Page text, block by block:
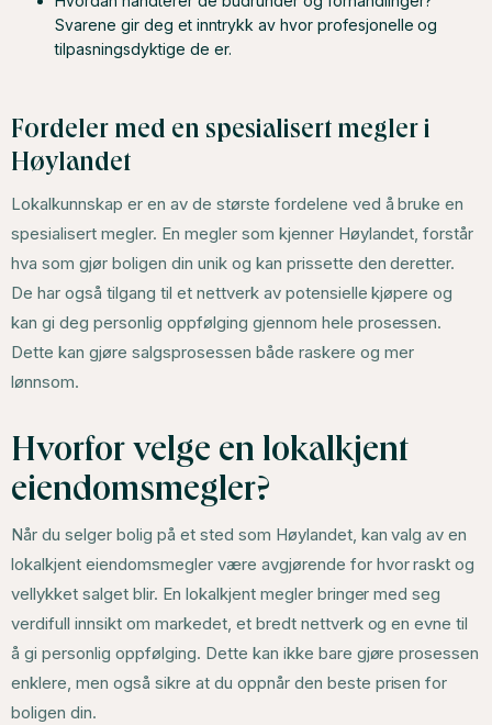
Svarene gir deg et inntrykk av hvor profesjonelle og
tilpasningsdyktige de er.
Fordeler med en spesialisert megler i
Høylandet
Lokalkunnskap er en av de største fordelene ved å bruke en
spesialisert megler. En megler som kjenner Høylandet, forstår
hva som gjør boligen din unik og kan prissette den deretter.
De har også tilgang til et nettverk av potensielle kjøpere og
kan gi deg personlig oppfølging gjennom hele prosessen.
Dette kan gjøre salgsprosessen både raskere og mer
lønnsom.
Hvorfor velge en lokalkjent
eiendomsmegler?
Når du selger bolig på et sted som Høylandet, kan valg av en
lokalkjent eiendomsmegler være avgjørende for hvor raskt og
vellykket salget blir. En lokalkjent megler bringer med seg
verdifull innsikt om markedet, et bredt nettverk og en evne til
å gi personlig oppfølging. Dette kan ikke bare gjøre prosessen
enklere, men også sikre at du oppnår den beste prisen for
boligen din.